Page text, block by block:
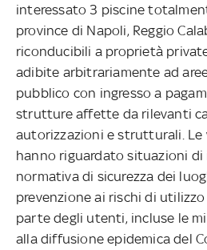
interessato 3 piscine
province di Napoli, Reggio
riconducibili a proprietà
adibite arbitrariamente ad
pubblico con ingresso a
strutture affette da rilevanti
autorizzazioni e strutturali. Le
hanno riguardato situazioni di
normativa di sicurezza dei
prevenzione ai rischi di
parte degli utenti, incluse le
alla diffusione epidemica del